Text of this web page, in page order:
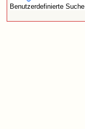
Benutzerdefinierte Suche